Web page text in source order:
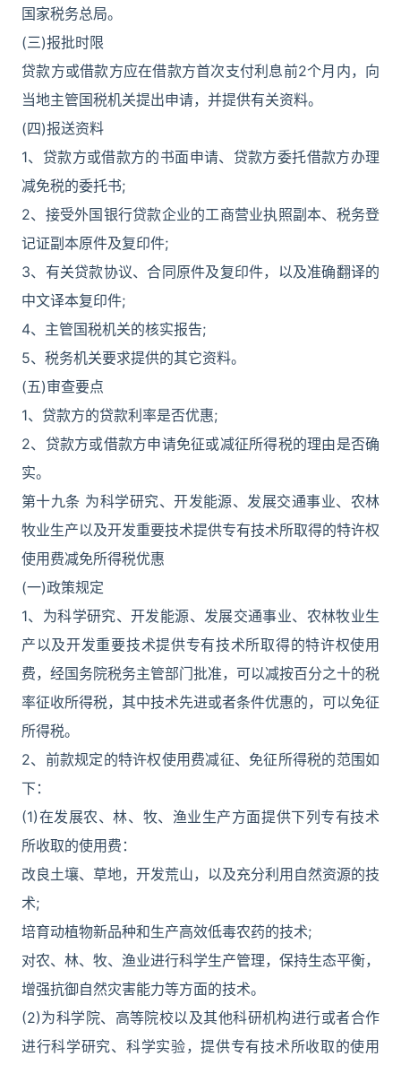
国家税务总局。
(三)报批时限
贷款方或借款方应在借款方首次支付利息前2个月内，向
当地主管国税机关提出申请，并提供有关资料。
(四)报送资料
1、贷款方或借款方的书面申请、贷款方委托借款方办理
减免税的委托书;
2、接受外国银行贷款企业的工商营业执照副本、税务登
记证副本原件及复印件;
3、有关贷款协议、合同原件及复印件，以及准确翻译的
中文译本复印件;
4、主管国税机关的核实报告;
5、税务机关要求提供的其它资料。
(五)审查要点
1、贷款方的贷款利率是否优惠;
2、贷款方或借款方申请免征或减征所得税的理由是否确
实。
第十九条 为科学研究、开发能源、发展交通事业、农林
牧业生产以及开发重要技术提供专有技术所取得的特许权
使用费减免所得税优惠
(一)政策规定
1、为科学研究、开发能源、发展交通事业、农林牧业生
产以及开发重要技术提供专有技术所取得的特许权使用
费，经国务院税务主管部门批准，可以减按百分之十的税
率征收所得税，其中技术先进或者条件优惠的，可以免征
所得税。
2、前款规定的特许权使用费减征、免征所得税的范围如
下：
(1)在发展农、林、牧、渔业生产方面提供下列专有技术
所收取的使用费：
改良土壤、草地，开发荒山，以及充分利用自然资源的技
术;
培育动植物新品种和生产高效低毒农药的技术;
对农、林、牧、渔业进行科学生产管理，保持生态平衡，
增强抗御自然灾害能力等方面的技术。
(2)为科学院、高等院校以及其他科研机构进行或者合作
进行科学研究、科学实验，提供专有技术所收取的使用